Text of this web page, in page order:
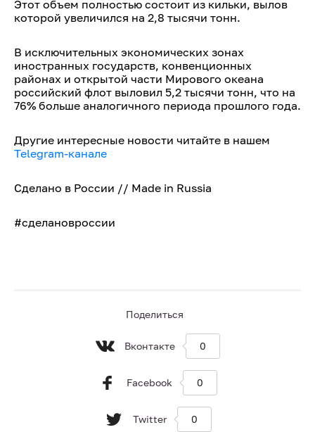
Этот объем полностью состоит из кильки, вылов
которой увеличился на 2,8 тысячи тонн.
В исключительных экономических зонах
иностранных государств, конвенционных
районах и открытой части Мирового океана
российский флот выловил 5,2 тысячи тонн, что на
76% больше аналогичного периода прошлого года.
Другие интересные новости читайте в нашем
Telegram-канале
Сделано в России // Made in Russia
#сделановроссии
Поделиться
Вконтакте 0
Facebook 0
Twitter 0